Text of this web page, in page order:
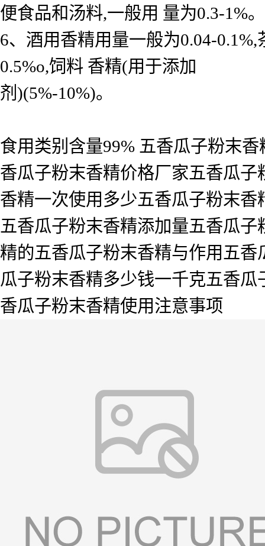
便食品和汤料,一般用 量为0.3-1%。
6、酒用香精用量一般为0.04-
0.5%o,饲料 香精(用于添加
剂)(5%-10%)。
食用类别含量99% 五香瓜子粉末
香瓜子粉末香精价格厂家五香瓜
香精一次使用多少五香瓜子粉末
五香瓜子粉末香精添加量五香瓜
精的五香瓜子粉末香精与作用五
瓜子粉末香精多少钱一千克五香
香瓜子粉末香精使用注意事项